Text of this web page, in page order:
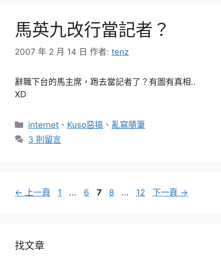
馬英九改行當記者？
2007 年 2 月 14 日 作者: tenz
辭職下台的馬主席，跑去當記者了？有圖有真相..
XD
分
類
internet 、 Kuso惡搞 、 亂寫隨筆
3 則留言
← 上一頁
頁
1 ...
頁
6
頁
7
頁
8 ...
頁
12 下一頁 →
找文章